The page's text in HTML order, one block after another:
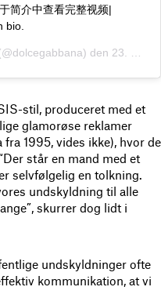
简介中查看完整视频|
bio.
den 23. Nov, 2018 kl. 1.24 PST
stil, produceret med et
glamorøse reklamer
1995, vides ikke), hvor de
står en mand med et
selvfølgelig en tolkning.
undskyldning til alle
skurrer dog lidt i
undskyldninger ofte
kommunikation, at vi